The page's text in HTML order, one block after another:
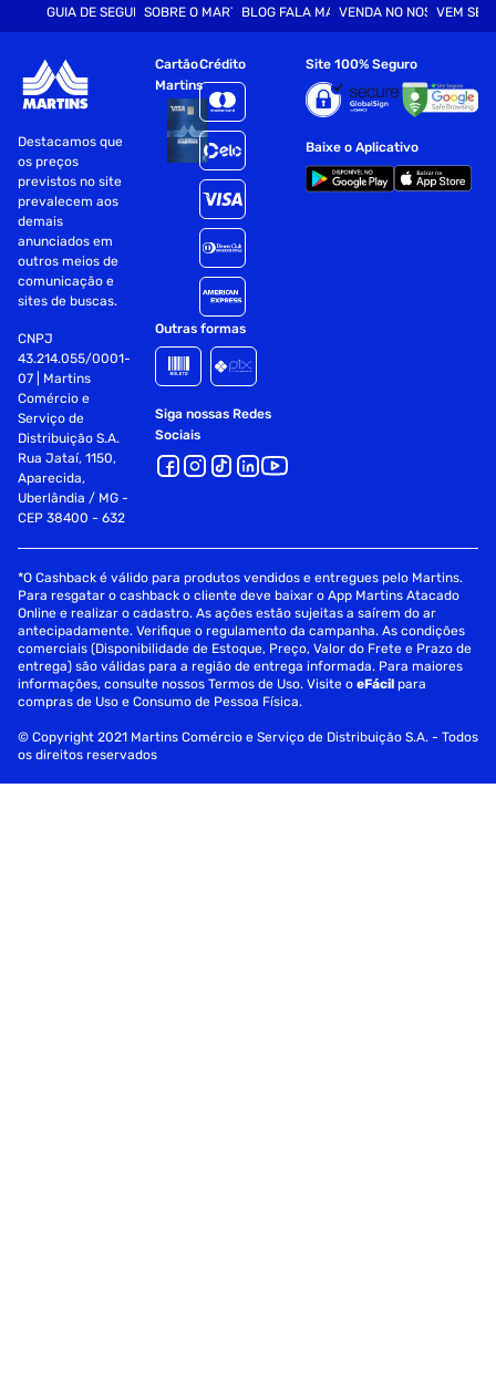
GUIA DE SEGURANÇASOBRE O MARTINSBLOG FALA MARTVENDA NO NOSSO SITE
VEM SER
Destacamos que
os preços
previstos no site
prevalecem aos
demais
anunciados em
outros meios de
comunicação e
sites de buscas.
CNPJ
43.214.055/0001-
07 | Martins
Comércio e
Serviço de
Distribuição S.A.
Rua Jataí, 1150,
Aparecida,
Uberlândia / MG -
CEP 38400 - 632
Cartão
Martins
Crédito
Outras formas
Siga nossas Redes
Sociais
Site 100% Seguro
Baixe o Aplicativo
*O Cashback é válido para produtos vendidos e entregues pelo Martins.
Para resgatar o cashback o cliente deve baixar o App Martins Atacado
Online e realizar o cadastro. As ações estão sujeitas a saírem do ar
antecipadamente. Verifique o regulamento da campanha. As condições
comerciais (Disponibilidade de Estoque, Preço, Valor do Frete e Prazo de
entrega) são válidas para a região de entrega informada. Para maiores
informações, consulte nossos Termos de Uso. Visite oeFácil para
compras de Uso e Consumo de Pessoa Física.
© Copyright 2021 Martins Comércio e Serviço de Distribuição S.A. - Todos
os direitos reservados